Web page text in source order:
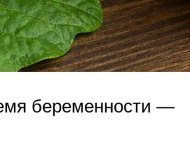
беременности —